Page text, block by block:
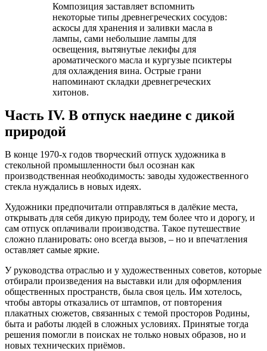
Композиция заставляет вспомнить
некоторые типы древнегреческих сосудов:
аскосы для хранения и заливки масла в
лампы, сами небольшие лампы для
освещения, вытянутые лекифы для
ароматического масла и кургузые псиктеры
для охлаждения вина. Острые грани
напоминают складки древнегреческих
хитонов.
Часть IV. В отпуск наедине с дикой
природой
В конце 1970-х годов творческий отпуск художника в
стекольной промышленности был осознан как
производственная необходимость: заводы художественного
стекла нуждались в новых идеях.
Художники предпочитали отправляться в далёкие места,
открывать для себя дикую природу, тем более что и дорогу, и
сам отпуск оплачивали производства. Такое путешествие
сложно планировать: оно всегда вызов, – но и впечатления
оставляет самые яркие.
У руководства отраслью и у художественных советов, которые
отбирали произведения на выставки или для оформления
общественных пространств, была своя цель. Им хотелось,
чтобы авторы отказались от штампов, от повторения
плакатных сюжетов, связанных с темой просторов Родины,
быта и работы людей в сложных условиях. Принятые тогда
решения помогли в поисках не только новых образов, но и
новых технических приёмов.